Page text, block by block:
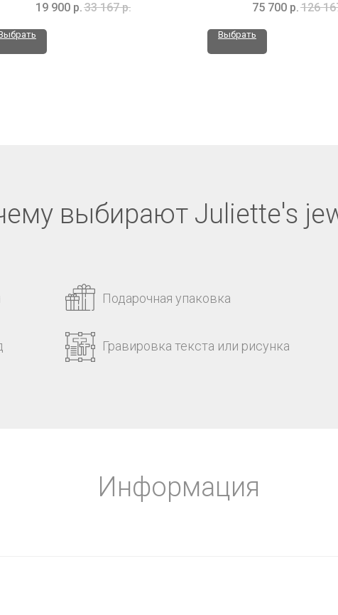
19 900 р.33 167 р. 75 700 р. 126
Выбрать
выбирают Juliette's
Подарочная упаковка
Гравировка текста или рисунка
Информация